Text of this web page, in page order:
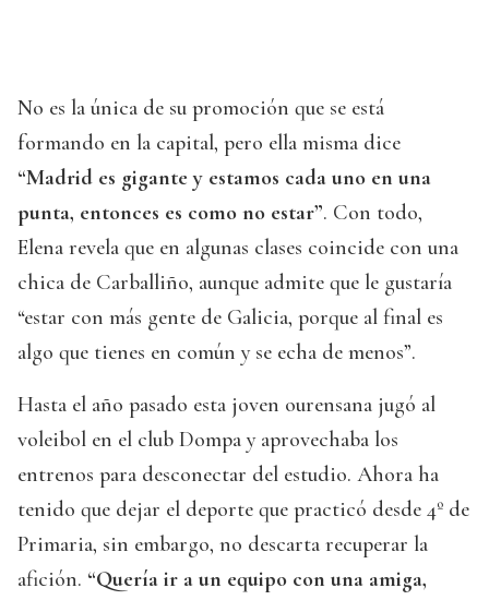
No es la única de su promoción que se está
formando en la capital, pero ella misma dice
“Madrid es gigante y estamos cada uno en una
punta, entonces es como no estar”. Con todo,
Elena revela que en algunas clases coincide con una
chica de Carballiño, aunque admite que le gustaría
“estar con más gente de Galicia, porque al final es
algo que tienes en común y se echa de menos”.
Hasta el año pasado esta joven ourensana jugó al
voleibol en el club Dompa y aprovechaba los
entrenos para desconectar del estudio. Ahora ha
tenido que dejar el deporte que practicó desde 4º de
Primaria, sin embargo, no descarta recuperar la
afición. “Quería ir a un equipo con una amiga,